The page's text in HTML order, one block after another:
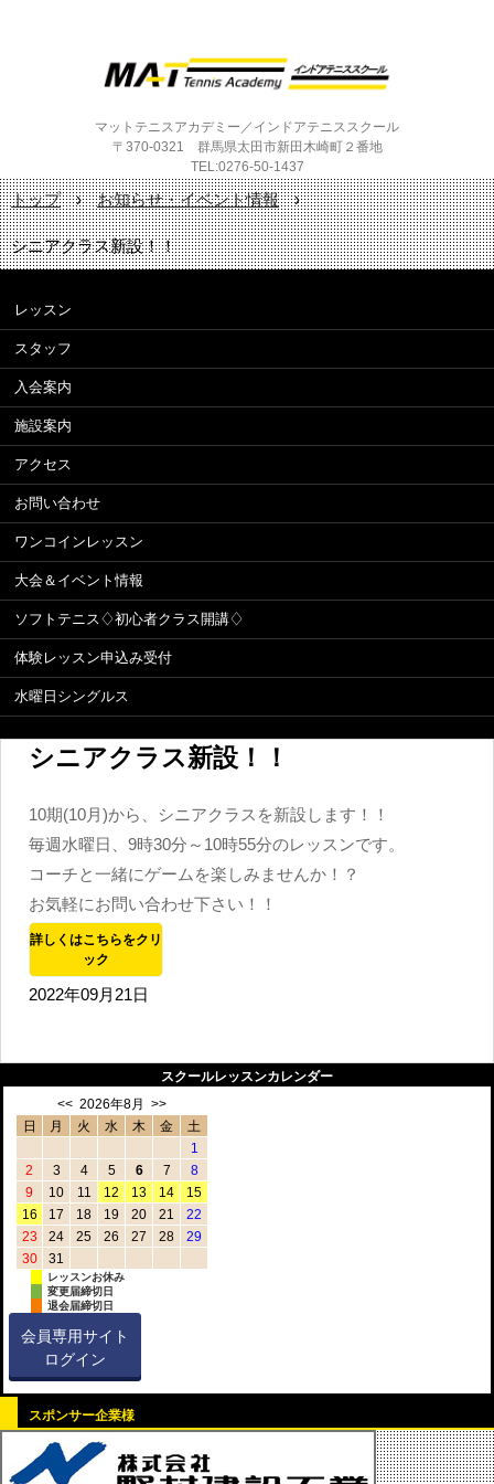
マットテニスアカデミー／インドアテニススクール
〒370-0321 群馬県太田市新田木崎町２番地
TEL:0276-50-1437
トップ › お知らせ・イベント情報 ›
シニアクラス新設！！
レッスン
スタッフ
入会案内
施設案内
アクセス
お問い合わせ
ワンコインレッスン
大会＆イベント情報
ソフトテニス♢初心者クラス開講♢
体験レッスン申込み受付
水曜日シングルス
シニアクラス新設！！
10期(10月)から、シニアクラスを新設します！！
毎週水曜日、9時30分～10時55分のレッスンです。
コーチと一緒にゲームを楽しみませんか！？
お気軽にお問い合わせ下さい！！
詳しくはこちらをクリ
ック
2022年09月21日
スクールレッスンカレンダー
<< 2026年8月 >>
日
月 火 水 木 金
土
1
2
3 4 5 6 7
8
9
10 11 12 13 14
15
16
17 18 19 20 21
22
23
24 25 26 27 28
29
30
31
レッスンお休み
変更届締切日
退会届締切日
会員専用サイト
ログイン
スポンサー企業様